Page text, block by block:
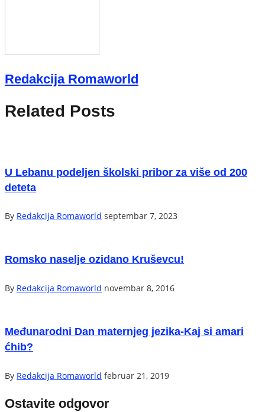
Redakcija Romaworld
Related Posts
U Lebanu podeljen školski pribor za više od 200
deteta
By Redakcija Romaworld septembar 7, 2023
Romsko naselje ozidano Kruševcu!
By Redakcija Romaworld novembar 8, 2016
Međunarodni Dan maternjeg jezika-Kaj si amari
ćhib?
By Redakcija Romaworld februar 21, 2019
Ostavite odgovor